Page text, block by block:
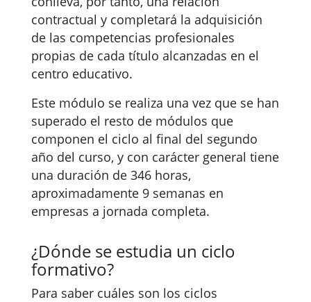
contractual y completará la adquisición
de las competencias profesionales
propias de cada título alcanzadas en el
centro educativo.
Este módulo se realiza una vez que se han
superado el resto de módulos que
componen el ciclo al final del segundo
año del curso, y con carácter general tiene
una duración de 346 horas,
aproximadamente 9 semanas en
empresas a jornada completa.
¿Dónde se estudia un ciclo
formativo?
Para saber cuáles son los ciclos